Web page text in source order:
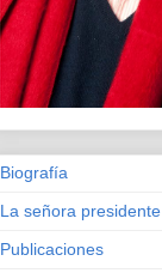
Biografía
La señora presidente
Publicaciones